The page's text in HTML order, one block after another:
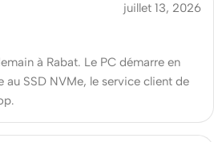
juillet 13, 2026
à Rabat. Le PC démarre en
au SSD NVMe, le service client de